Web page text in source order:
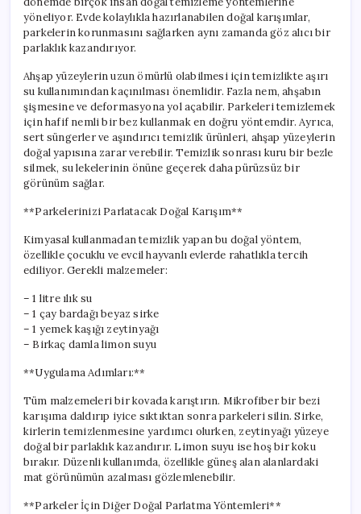
yöneliyor. Evde kolaylıkla hazırlanabilen doğal karışımlar,
parkelerin korunmasını sağlarken aynı zamanda göz alıcı bir
parlaklık kazandırıyor.
Ahşap yüzeylerin uzun ömürlü olabilmesi için temizlikte aşırı
su kullanımından kaçınılması önemlidir. Fazla nem, ahşabın
şişmesine ve deformasyona yol açabilir. Parkeleri temizlemek
için hafif nemli bir bez kullanmak en doğru yöntemdir. Ayrıca,
sert süngerler ve aşındırıcı temizlik ürünleri, ahşap yüzeylerin
doğal yapısına zarar verebilir. Temizlik sonrası kuru bir bezle
silmek, su lekelerinin önüne geçerek daha pürüzsüz bir
görünüm sağlar.
**Parkelerinizi Parlatacak Doğal Karışım**
Kimyasal kullanmadan temizlik yapan bu doğal yöntem,
özellikle çocuklu ve evcil hayvanlı evlerde rahatlıkla tercih
ediliyor. Gerekli malzemeler:
– 1 litre ılık su
– 1 çay bardağı beyaz sirke
– 1 yemek kaşığı zeytinyağı
– Birkaç damla limon suyu
**Uygulama Adımları:**
Tüm malzemeleri bir kovada karıştırın. Mikrofiber bir bezi
karışıma daldırıp iyice sıktıktan sonra parkeleri silin. Sirke,
kirlerin temizlenmesine yardımcı olurken, zeytinyağı yüzeye
doğal bir parlaklık kazandırır. Limon suyu ise hoş bir koku
bırakır. Düzenli kullanımda, özellikle güneş alan alanlardaki
mat görünümün azalması gözlemlenebilir.
**Parkeler İçin Diğer Doğal Parlatma Yöntemleri**